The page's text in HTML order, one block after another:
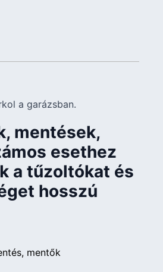
mentések,
esethez
a tűzoltókat és
hosszú
mentők